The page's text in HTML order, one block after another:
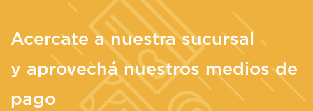
Acercate a nuestra sucursal
y aprovechá nuestros medios de
pago